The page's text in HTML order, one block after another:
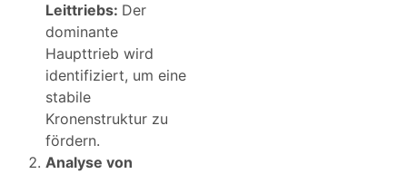
Leittriebs: Der
dominante
Haupttrieb wird
identifiziert, um eine
stabile
Kronenstruktur zu
fördern.
Analyse von